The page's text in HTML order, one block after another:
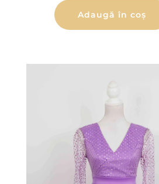
Adaugă în coș